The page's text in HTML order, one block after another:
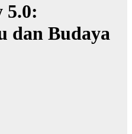
5.0:
dan Budaya